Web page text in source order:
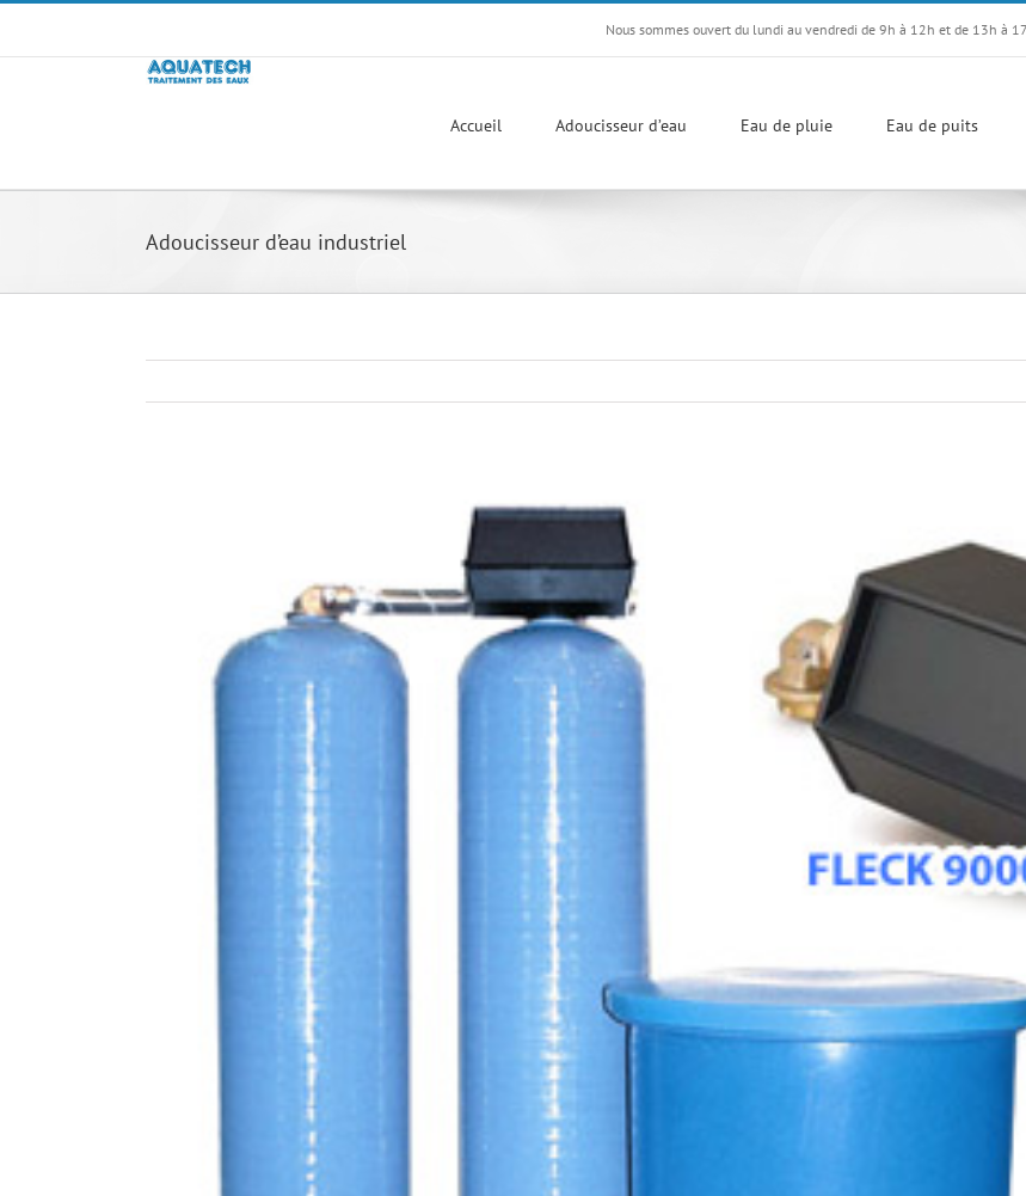
Passer
contenu
Nous sommes ouvert du lundi au vendredi de 9h à 12h et de 13h à
Accueil Adoucisseur d’eau Eau de pluie Eau de puits
Adoucisseur d’eau industriel